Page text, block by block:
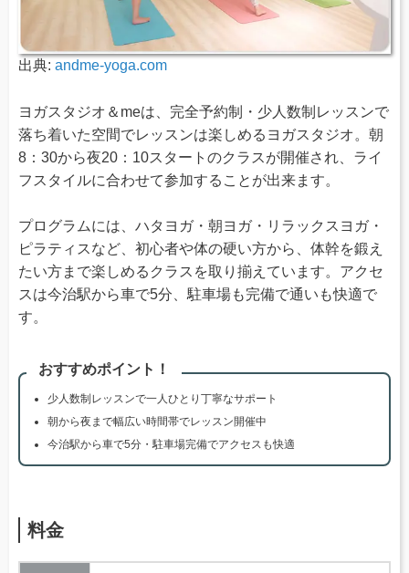
出典: andme-yoga.com
ヨガスタジオ＆meは、完全予約制・少人数制レッスンで
落ち着いた空間でレッスンは楽しめるヨガスタジオ。朝
8：30から夜20：10スタートのクラスが開催され、ライ
フスタイルに合わせて参加することが出来ます。
プログラムには、ハタヨガ・朝ヨガ・リラックスヨガ・
ピラティスなど、初心者や体の硬い方から、体幹を鍛え
たい方まで楽しめるクラスを取り揃えています。アクセ
スは今治駅から車で5分、駐車場も完備で通いも快適で
す。
おすすめポイント！
少人数制レッスンで一人ひとり丁寧なサポート
朝から夜まで幅広い時間帯でレッスン開催中
今治駅から車で5分・駐車場完備でアクセスも快適
料金